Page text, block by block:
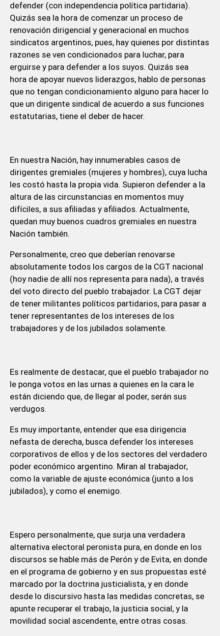
defender (con independencia política partidaria).
Quizás sea la hora de comenzar un proceso de
renovación dirigencial y generacional en muchos
sindicatos argentinos, pues, hay quienes por distintas
razones se ven condicionados para luchar, para
erguirse y para defender a los suyos. Quizás sea
hora de apoyar nuevos liderazgos, hablo de personas
que no tengan condicionamiento alguno para hacer lo
que un dirigente sindical de acuerdo a sus funciones
estatutarias, tiene el deber de hacer.
En nuestra Nación, hay innumerables casos de
dirigentes gremiales (mujeres y hombres), cuya lucha
les costó hasta la propia vida. Supieron defender a la
altura de las circunstancias en momentos muy
difíciles, a sus afiliadas y afiliados. Actualmente,
quedan muy buenos cuadros gremiales en nuestra
Nación también.
Personalmente, creo que deberían renovarse
absolutamente todos los cargos de la CGT nacional
(hoy nadie de allí nos representa para nada), a través
del voto directo del pueblo trabajador. La CGT dejar
de tener militantes políticos partidarios, para pasar a
tener representantes de los intereses de los
trabajadores y de los jubilados solamente.
Es realmente de destacar, que el pueblo trabajador no
le ponga votos en las urnas a quienes en la cara le
están diciendo que, de llegar al poder, serán sus
verdugos.
Es muy importante, entender que esa dirigencia
nefasta de derecha, busca defender los intereses
corporativos de ellos y de los sectores del verdadero
poder económico argentino. Miran al trabajador,
como la variable de ajuste económica (junto a los
jubilados), y como el enemigo.
Espero personalmente, que surja una verdadera
alternativa electoral peronista pura, en donde en los
discursos se hable más de Perón y de Evita, en donde
en el programa de gobierno y en sus propuestas esté
marcado por la doctrina justicialista, y en donde
desde lo discursivo hasta las medidas concretas, se
apunte recuperar el trabajo, la justicia social, y la
movilidad social ascendente, entre otras cosas.